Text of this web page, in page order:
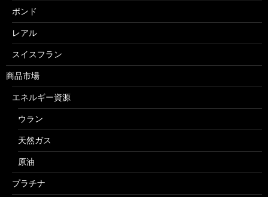
ポンド
レアル
スイスフラン
商品市場
エネルギー資源
ウラン
天然ガス
原油
プラチナ